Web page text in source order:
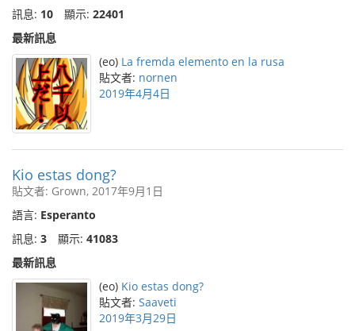
訊息: 10 顯示: 22401
最新訊息
(eo) La fremda elemento en la rusa
貼文者: nornen
2019年4月4日
Kio estas dong?
貼文者: Grown, 2017年9月1日
語言: Esperanto
訊息: 3 顯示: 41083
最新訊息
(eo) Kio estas dong?
貼文者: Saaveti
2019年3月29日